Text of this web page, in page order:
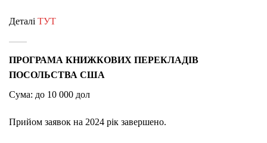
Деталі ТУТ
ПРОГРАМА КНИЖКОВИХ ПЕРЕКЛАДІВ
ПОСОЛЬСТВА США
Сума: до 10 000 дол
Прийом заявок на 2024 рік завершено.